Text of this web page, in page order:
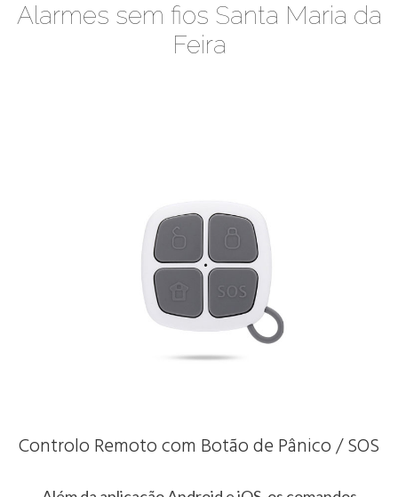
Alarmes sem fios Santa Maria da
Feira
Controlo Remoto com Botão de Pânico / SOS